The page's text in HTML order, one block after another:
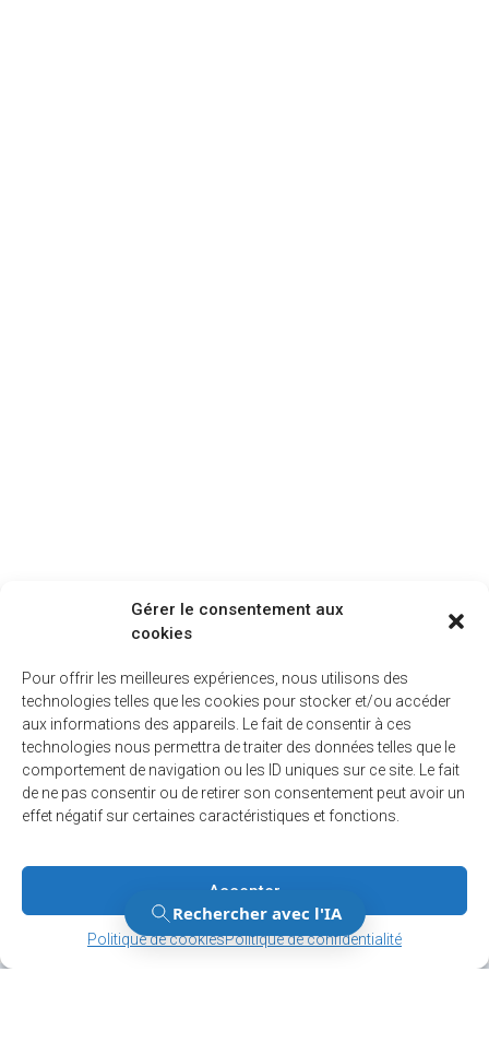
Gérer le consentement aux
cookies
Pour offrir les meilleures expériences, nous utilisons des
technologies telles que les cookies pour stocker et/ou accéder
aux informations des appareils. Le fait de consentir à ces
technologies nous permettra de traiter des données telles que le
comportement de navigation ou les ID uniques sur ce site. Le fait
de ne pas consentir ou de retirer son consentement peut avoir un
effet négatif sur certaines caractéristiques et fonctions.
Accepter
Politique de cookiesPolitique de confidentialité
Gérer le consentement
Gérer le consentement